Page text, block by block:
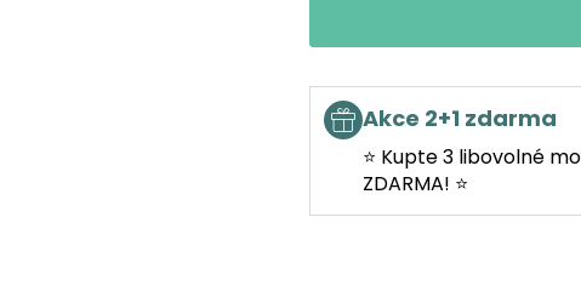
Akce 2+1 zdarma
⭐ Kupte 3 libovolné
ZDARMA! ⭐